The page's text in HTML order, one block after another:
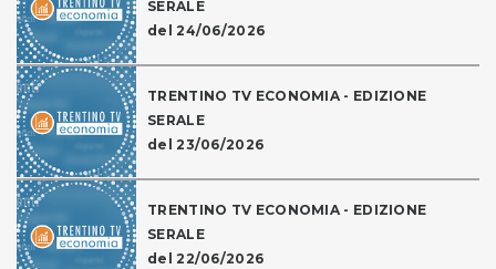
SERALE
del 24/06/2026
TRENTINO TV ECONOMIA - EDIZIONE
SERALE
del 23/06/2026
TRENTINO TV ECONOMIA - EDIZIONE
SERALE
del 22/06/2026